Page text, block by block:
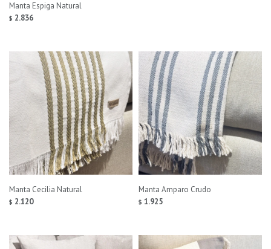
Manta Espiga Natural
$ 2.836
Manta Cecilia Natural
$ 2.120
Manta Amparo Crudo
$ 1.925